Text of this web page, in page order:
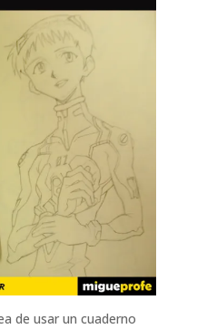
de usar un cuaderno